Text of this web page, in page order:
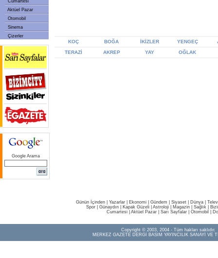
Cumartesi
Aktüel Pazar
Otomobil
Sinema
Çizerler
Google Arama
KOÇ BOĞA İKİZLER YENGEÇ
TERAZİ
AKREP YAY OĞLAK
Günün İçinden Yazarlar Ekonomi Gündem Siyaset Dünya |
Spor
Günaydın Kapak Güzeli Astroloji Magazin Sağlık
Cumartesi| Aktüel Pazar| Sarı Sayfalar| Otomobil
Copyright © 2003, 2004 - Tüm hakları saklıdır.
MERKEZ GAZETE DERGİ BASIM YAYINCILIK SANAYİ VE